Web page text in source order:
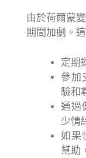
由於荷爾蒙
期間加劇。
定期
參加
驗和
通過
少情
如果
幫助